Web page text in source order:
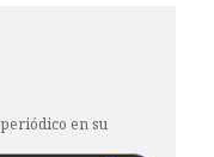
en su